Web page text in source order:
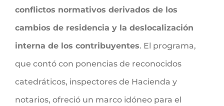
conflictos normativos derivados de los
cambios de residencia y la deslocalización
interna de los contribuyentes. El programa,
que contó con ponencias de reconocidos
catedráticos, inspectores de Hacienda y
notarios, ofreció un marco idóneo para el